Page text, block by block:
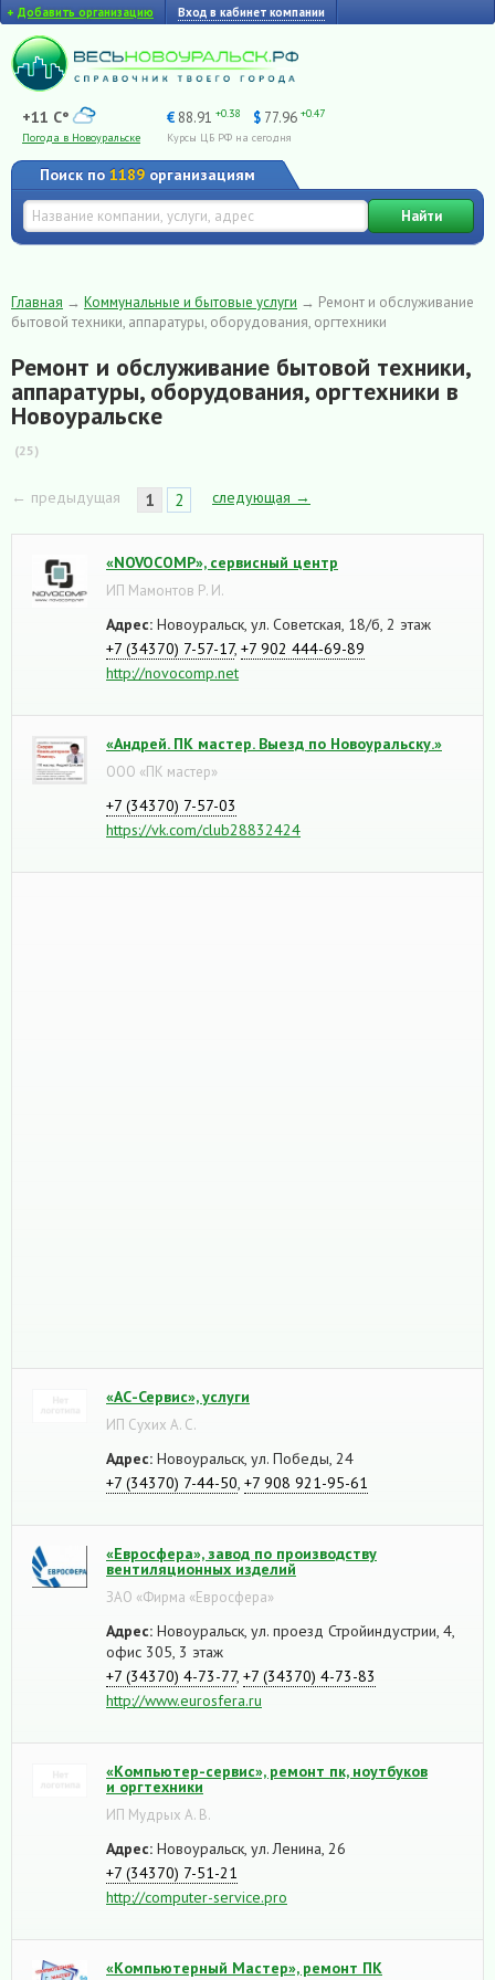
+ Добавить организацию Вход в кабинет компании
+11 C°
Погода в Новоуральске
€ 88.91 +0.38 $ 77.96 +0.47
Курсы ЦБ РФ на сегодня
Поиск по 1189 организациям
Найти
Главная → Коммунальные и бытовые услуги → Ремонт и обслуживание
бытовой техники, аппаратуры, оборудования, оргтехники
Ремонт и обслуживание бытовой техники,
аппаратуры, оборудования, оргтехники в
Новоуральске
(25)
← предыдущая 1 2 следующая →
«NOVOCOMP», сервисный центр
ИП Мамонтов Р. И.
Адрес: Новоуральск, ул. Советская, 18/б, 2 этаж
+7 (34370) 7-57-17, +7 902 444-69-89
http://novocomp.net
«Андрей. ПК мастер. Выезд по Новоуральску.»
ООО «ПК мастер»
+7 (34370) 7-57-03
https://vk.com/club28832424
«АС-Сервис», услуги
ИП Сухих А. С.
Адрес: Новоуральск, ул. Победы, 24
+7 (34370) 7-44-50 +7 908 921-95-61
«Евросфера», завод по производству
вентиляционных изделий
ЗАО «Фирма «Евросфера»
Адрес: Новоуральск, ул. проезд Стройиндустрии, 4,
офис 305, 3 этаж
+7 (34370) 4-73-77, +7 (34370) 4-73-83
http://www.eurosfera.ru
«Компьютер-сервис», ремонт пк, ноутбуков
и оргтехники
ИП Мудрых А. В.
Адрес: Новоуральск, ул. Ленина, 26
+7 (34370) 7-51-21
http://computer-service.pro
«Компьютерный Мастер», ремонт ПК